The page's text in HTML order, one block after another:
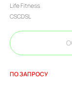
Life Fitness
CSCDSL
ПО ЗАПРОСУ